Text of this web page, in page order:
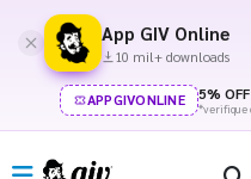
App GIV Online
10 mil+ downloads
APPGIVONLINE 5% OFF
*verifique